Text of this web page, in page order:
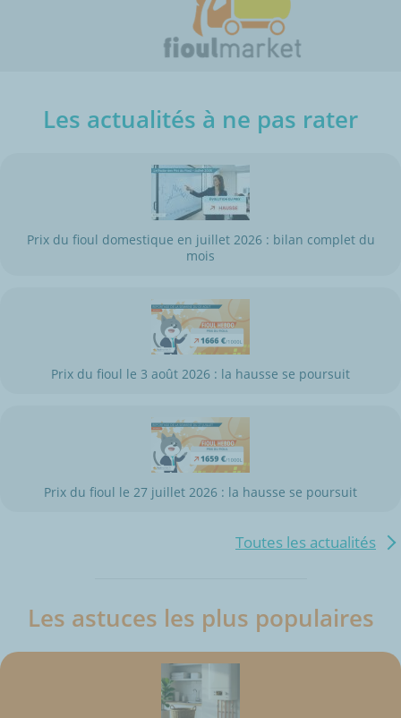
Les actualités à ne pas rater
Prix du fioul domestique en juillet 2026 : bilan complet du
mois
Prix du fioul le 3 août 2026 : la hausse se poursuit
Prix du fioul le 27 juillet 2026 : la hausse se poursuit
Toutes les actualités
Les astuces les plus populaires